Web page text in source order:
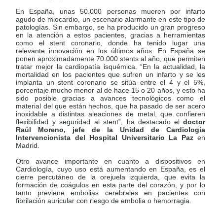
En España, unas 50.000 personas mueren por infarto
agudo de miocardio, un escenario alarmante en este tipo de
patologías. Sin embargo, se ha producido un gran progreso
en la atención a estos pacientes, gracias a herramientas
como el stent coronario, donde ha tenido lugar una
relevante innovación en los últimos años. En España se
ponen aproximadamente 70.000 stents al año, que permiten
tratar mejor la cardiopatía isquémica. “En la actualidad, la
mortalidad en los pacientes que sufren un infarto y se les
implanta un stent coronario se sitúa entre el 4 y el 5%,
porcentaje mucho menor al de hace 15 o 20 años, y esto ha
sido posible gracias a avances tecnológicos como el
material del que están hechos, que ha pasado de ser acero
inoxidable a distintas aleaciones de metal, que confieren
flexibilidad y seguridad al stent”, ha destacado el doctor
Raúl Moreno, jefe de la Unidad de Cardiología
Intervencionista del Hospital Universitario La Pazen
Madrid.
Otro avance importante en cuanto a dispositivos en
Cardiología, cuyo uso está aumentando en España, es el
cierre percutáneo de la orejuela izquierda, que evita la
formación de coágulos en esta parte del corazón, y por lo
tanto previene embolias cerebrales en pacientes con
fibrilación auricular con riesgo de embolia o hemorragia.